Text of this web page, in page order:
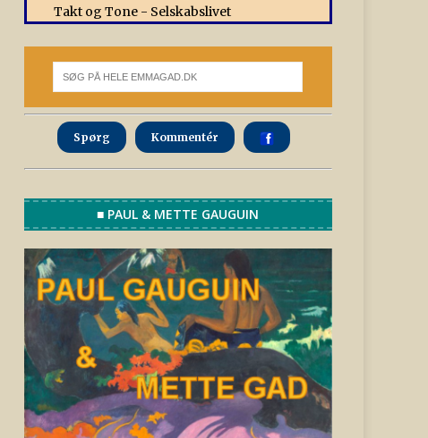
Takt og Tone - Selskabslivet
Spørg Kommentér
■ PAUL & METTE GAUGUIN